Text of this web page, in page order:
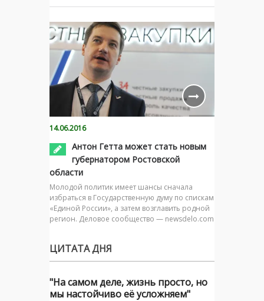
14.06.2016
Антон Гетта может стать новым
губернатором Ростовской
области
Молодой политик имеет шансы сначала
избраться в Государственную думу по спискам
«Единой России», а затем возглавить родной
регион. Деловое сообщество — newsdelo.com
ЦИТАТА ДНЯ
"На самом деле, жизнь просто, но
мы настойчиво её усложняем"